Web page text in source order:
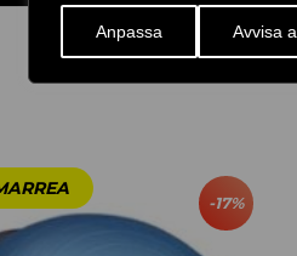
Anpassa Avvisa
-17%